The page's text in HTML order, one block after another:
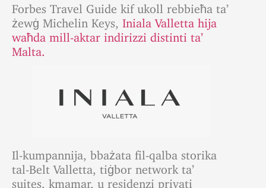
Forbes Travel Guide kif ukoll rebbieħa ta’
żewġ Michelin Keys, Iniala Valletta hija
waħda mill-aktar indirizzi distinti ta’
Malta.
Il-kumpannija, bbażata fil-qalba storika
tal-Belt Valletta, tiġbor network ta’
suites, kmamar, u residenzi privati